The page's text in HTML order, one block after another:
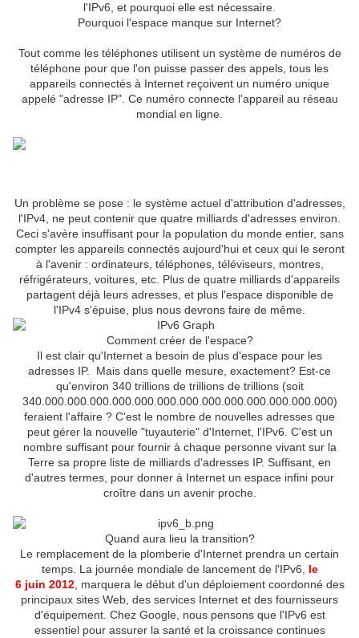
l'IPv6, et pourquoi elle est nécessaire.
Pourquoi l'espace manque sur Internet?
Tout comme les téléphones utilisent un système de numéros de
téléphone pour que l'on puisse passer des appels, tous les
appareils connectés à Internet reçoivent un numéro unique
appelé "adresse IP". Ce numéro connecte l'appareil au réseau
mondial en ligne.
Un problème se pose : le système actuel d'attribution d'adresses,
l'IPv4, ne peut contenir que quatre milliards d'adresses environ.
Ceci s'avère insuffisant pour la population du monde entier, sans
compter les appareils connectés aujourd'hui et ceux qui le seront
à l'avenir : ordinateurs, téléphones, téléviseurs, montres,
réfrigérateurs, voitures, etc. Plus de quatre milliards d'appareils
partagent déjà leurs adresses, et plus l'espace disponible de
l'IPv4 s'épuise, plus nous devrons faire de même.
Comment créer de l'espace?
Il est clair qu'Internet a besoin de plus d'espace pour les
adresses IP. Mais dans quelle mesure, exactement? Est-ce
qu'environ 340 trillions de trillions de trillions (soit
340.000.000.000.000.000.000.000.000.000.000.000.000.000)
feraient l'affaire ? C'est le nombre de nouvelles adresses que
peut gérer la nouvelle "tuyauterie" d'Internet, l'IPv6. C'est un
nombre suffisant pour fournir à chaque personne vivant sur la
Terre sa propre liste de milliards d'adresses IP. Suffisant, en
d'autres termes, pour donner à Internet un espace infini pour
croître dans un avenir proche.
Quand aura lieu la transition?
Le remplacement de la plomberie d'Internet prendra un certain
temps. La journée mondiale de lancement de l'IPv6, le
6 juin 2012, marquera le début d'un déploiement coordonné des
principaux sites Web, des services Internet et des fournisseurs
d'équipement. Chez Google, nous pensons que l'IPv6 est
essentiel pour assurer la santé et la croissance continues